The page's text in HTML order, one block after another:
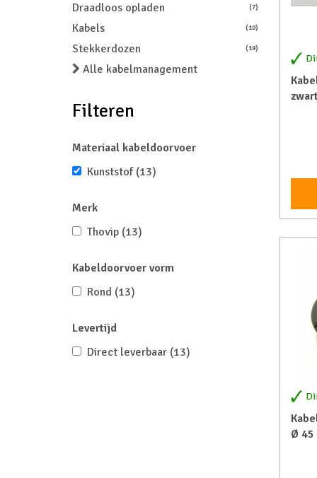
Draadloos opladen (7)
Kabels (10)
Stekkerdozen (19)
Alle kabelmanagement
Filteren
Materiaal kabeldoorvoer
Kunststof (13)
Merk
Thovip (13)
Kabeldoorvoer vorm
Rond (13)
Levertijd
Direct leverbaar (13)
Ø 45